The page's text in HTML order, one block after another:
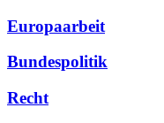
Europaarbeit
Bundespolitik
Recht